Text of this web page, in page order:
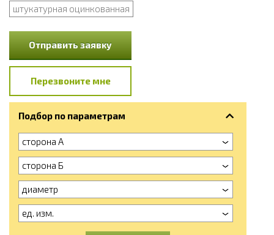
штукатурная оцинкованная
Отправить заявку
Перезвоните мне
Подбор по параметрам
сторона А
сторона Б
диаметр
ед. изм.